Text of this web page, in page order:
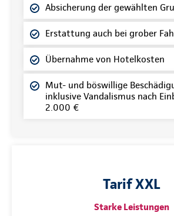
Absicherung der gewählten
Erstattung auch bei grober
Übernahme von Hotelkosten
Mut- und böswillige
inklusive Vandalismus nach
2.000 €
Tarif XXL
Starke Leistungen